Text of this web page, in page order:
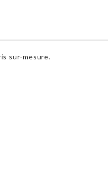
sur-mesure.